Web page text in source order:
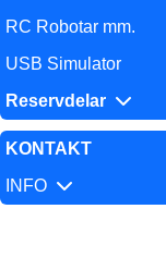
RC Robotar mm.
USB Simulator
Reservdelar
KONTAKT
INFO